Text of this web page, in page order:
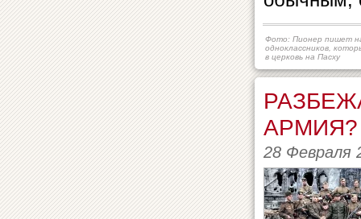
Фото: Пионер пишет
одноклассников,
в церковь на Пасху
АРМИЯ?
28 Февраля